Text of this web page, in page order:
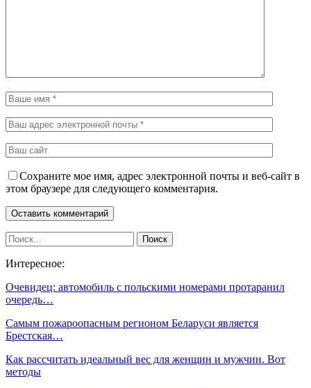
Сохраните мое имя, адрес электронной почты и веб-сайт в
этом браузере для следующего комментария.
Интересное:
Очевидец: автомобиль с польскими номерами протаранил
очередь…
Самым пожароопасным регионом Беларуси является
Брестская…
Как рассчитать идеальный вес для женщин и мужчин. Вот
методы